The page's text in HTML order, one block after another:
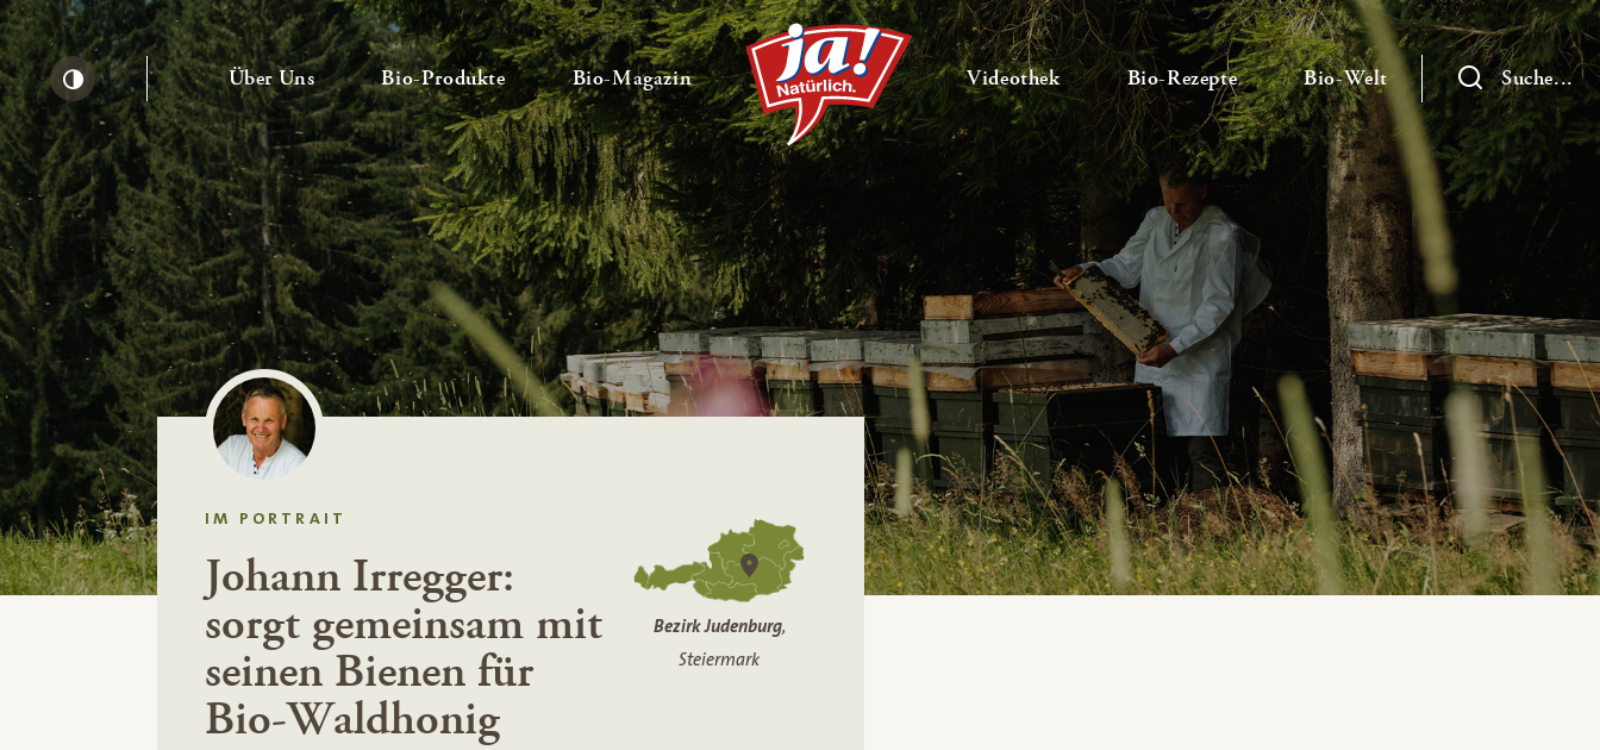
Kontrast erhöhen
Über Uns— Untermenü ausklappen
Bio-Produkte— Untermenü ausklappen
Bio-Magazin— Untermenü ausklappen Videothek— Untermenü ausklappen
Bio-Rezepte— Untermenü ausklappen
Bio-Welt — UntermenüSuche...
IM PORTRAIT
Johann Irregger:
sorgt gemeinsam mit
seinen Bienen für
Bio-Waldhonig
Bezirk Judenburg,
Steiermark